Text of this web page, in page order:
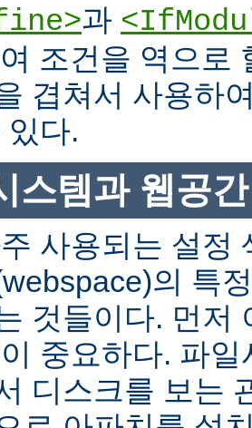
과
조건을 역으로
겹쳐서 사용하
있다.
스템과 웹공간
사용되는 설정
의 특
것들이다. 먼저
중요하다. 파
디스크를 보는